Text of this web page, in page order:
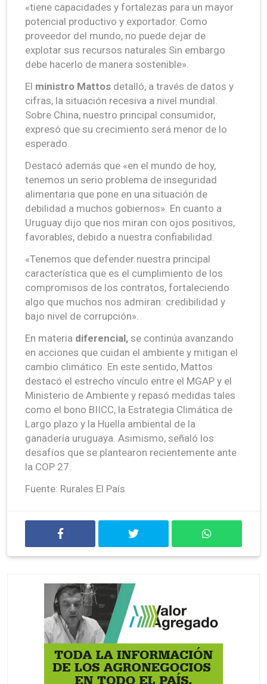
«tiene capacidades y fortalezas para un mayor
potencial productivo y exportador. Como
proveedor del mundo, no puede dejar de
explotar sus recursos naturales Sin embargo
debe hacerlo de manera sostenible».
El ministro Mattos detalló, a través de datos y
cifras, la situación recesiva a nivel mundial.
Sobre China, nuestro principal consumidor,
expresó que su crecimiento será menor de lo
esperado.
Destacó además que «en el mundo de hoy,
tenemos un serio problema de inseguridad
alimentaria que pone en una situación de
debilidad a muchos gobiernos». En cuanto a
Uruguay dijo que nos miran con ojos positivos,
favorables, debido a nuestra confiabilidad.
«Tenemos que defender nuestra principal
característica que es el cumplimiento de los
compromisos de los contratos, fortaleciendo
algo que muchos nos admiran: credibilidad y
bajo nivel de corrupción».
En materia diferencial, se continúa avanzando
en acciones que cuidan el ambiente y mitigan el
cambio climático. En este sentido, Mattos
destacó el estrecho vínculo entre el MGAP y el
Ministerio de Ambiente y repasó medidas tales
como el bono BIICC, la Estrategia Climática de
Largo plazo y la Huella ambiental de la
ganadería uruguaya. Asimismo, señaló los
desafíos que se plantearon recientemente ante
la COP 27.
Fuente: Rurales El País